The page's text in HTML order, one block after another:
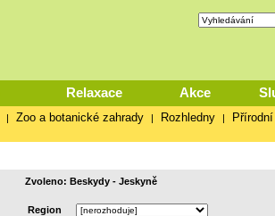
Relaxace Akce
| Zoo a botanické zahrady | Rozhledny |
Zvoleno: Beskydy - Jeskyně
Region